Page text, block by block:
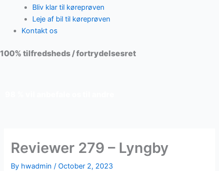
Bliv klar til køreprøven
Leje af bil til køreprøven
Kontakt os
100% tilfredsheds / fortrydelsesret
Reviewer 279 – Lyngby
By hwadmin/October 2, 2023